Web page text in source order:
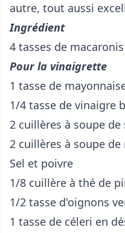
autre, tout aussi
Ingrédient
4 tasses de
Pour la vinaigrette
1 tasse de
1/4 tasse de vinaigre
2 cuillères à soupe de
2 cuillères à soupe
Sel et poivre
1/8 cuillère à thé de
1/2 tasse d'oignons
1 tasse de céleri en